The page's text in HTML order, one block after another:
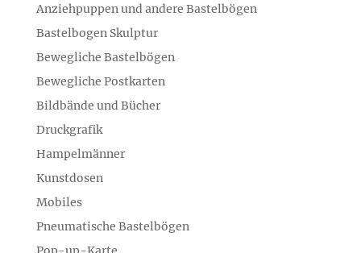
Anziehpuppen und andere Bastelbögen
Bastelbogen Skulptur
Bewegliche Bastelbögen
Bewegliche Postkarten
Bildbände und Bücher
Druckgrafik
Hampelmänner
Kunstdosen
Mobiles
Pneumatische Bastelbögen